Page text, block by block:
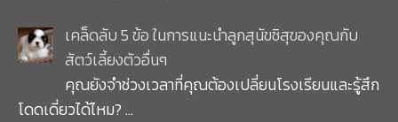
เคล็ดลับ 5 ข้อ ในการแนะนำลูกสุนัขชิสุของคุณกับ
สัตว์เลี้ยงตัวอื่นๆ
คุณยังจำช่วงเวลาที่คุณต้องเปลี่ยนโรงเรียนและรู้สึก
โดดเดี่ยวได้ไหม?…